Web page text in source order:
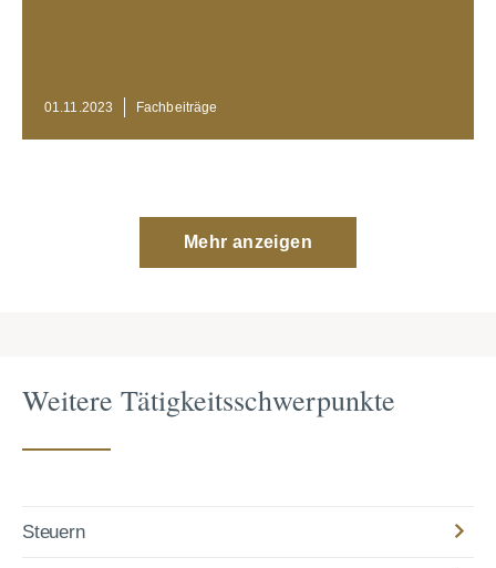
01.11.2023 Fachbei­träge
Mehr anzeigen
Weitere Tätigkeitsschwerpunkte
Steuern